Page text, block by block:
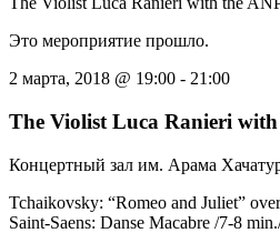
Это мероприятие прошло.
2 марта, 2018 @ 19:00 - 21:00
The Violist Luca Ranieri
Концертный зал им. Арама
Tchaikovsky: “Romeo and Juliet”
Saint-Saens: Danse Macabre /7-8